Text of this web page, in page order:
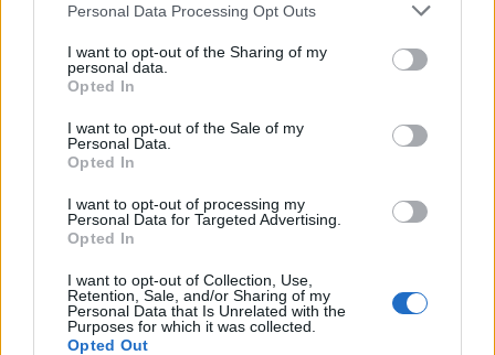
Personal Data Processing Opt Outs
I want to opt-out of the Sharing of my
personal data.
Opted In
I want to opt-out of the Sale of my
Personal Data.
Opted In
I want to opt-out of processing my
Personal Data for Targeted Advertising.
Opted In
I want to opt-out of Collection, Use,
Retention, Sale, and/or Sharing of my
Personal Data that Is Unrelated with the
Purposes for which it was collected.
Opted Out
Komentarai
Rašyti komentarą
Jūsų vardas
Komentaras